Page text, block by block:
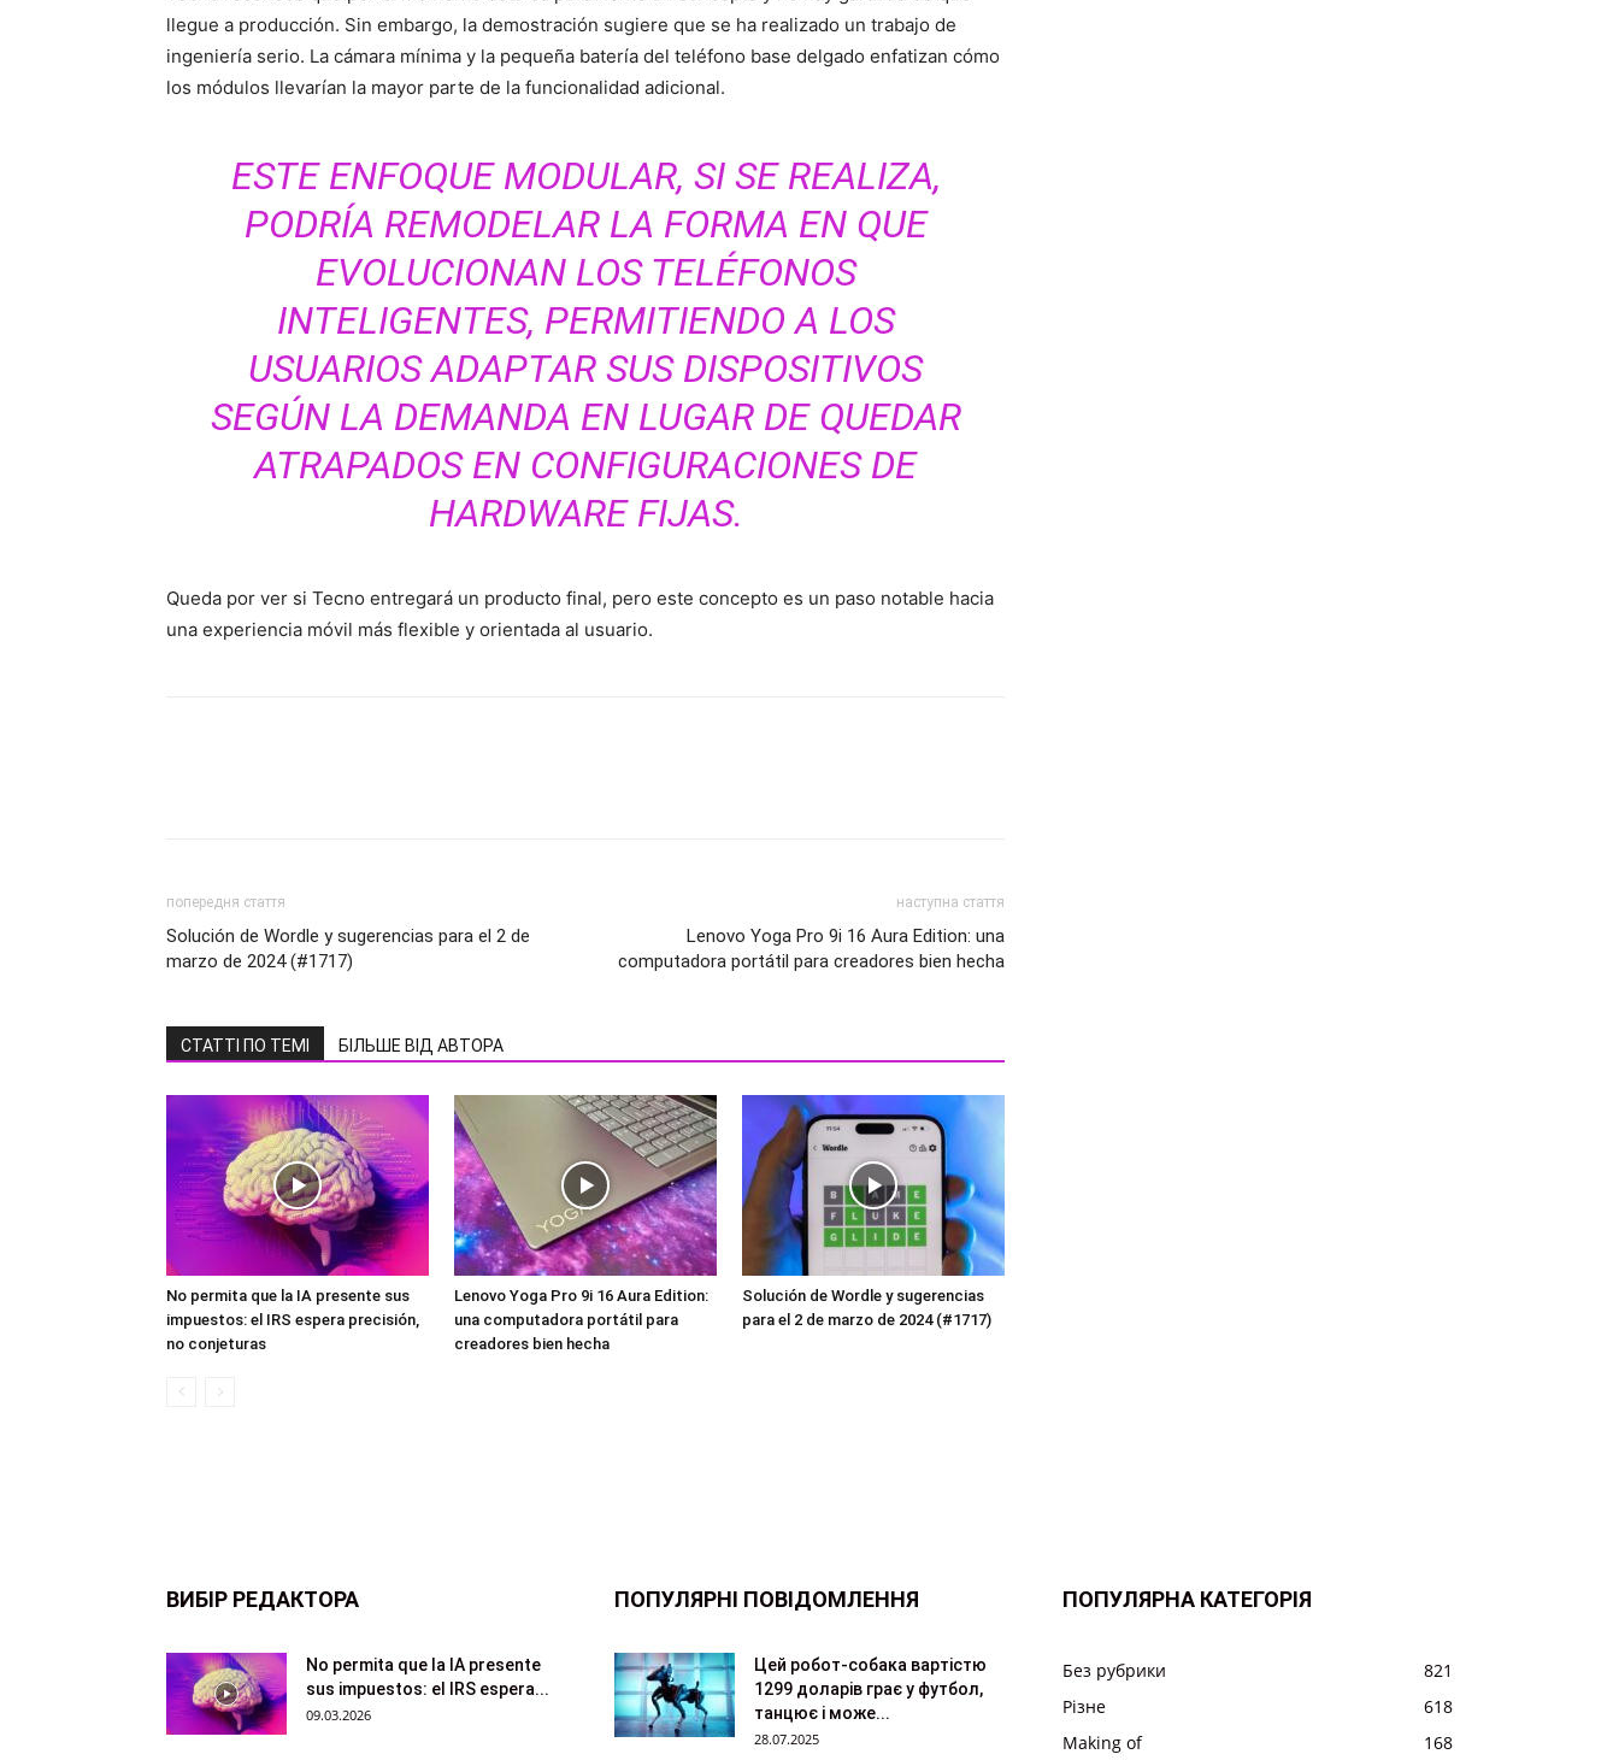
llegue a producción. Sin embargo, la demostración sugiere que se ha realizado un trabajo de
ingeniería serio. La cámara mínima y la pequeña batería del teléfono base delgado enfatizan cómo
los módulos llevarían la mayor parte de la funcionalidad adicional.
ESTE ENFOQUE MODULAR, SI SE REALIZA,
PODRÍA REMODELAR LA FORMA EN QUE
EVOLUCIONAN LOS TELÉFONOS
INTELIGENTES, PERMITIENDO A LOS
USUARIOS ADAPTAR SUS DISPOSITIVOS
SEGÚN LA DEMANDA EN LUGAR DE QUEDAR
ATRAPADOS EN CONFIGURACIONES DE
HARDWARE FIJAS.
Queda por ver si Tecno entregará un producto final, pero este concepto es un paso notable hacia
una experiencia móvil más flexible y orientada al usuario.
попередня стаття
Solución de Wordle y sugerencias para el 2 de
marzo de 2024 (#1717)
наступна стаття
Lenovo Yoga Pro 9i 16 Aura Edition: una
computadora portátil para creadores bien hecha
СТАТТІ ПО ТЕМІ БІЛЬШЕ ВІД АВТОРА
No permita que la IA presente sus
impuestos: el IRS espera precisión,
no conjeturas
Lenovo Yoga Pro 9i 16 Aura Edition:
una computadora portátil para
creadores bien hecha
Solución de Wordle y sugerencias
para el 2 de marzo de 2024 (#1717)
ВИБІР РЕДАКТОРА
No permita que la IA presente
sus impuestos: el IRS espera...
09.03.2026
ПОПУЛЯРНІ ПОВІДОМЛЕННЯ
Цей робот-собака вартістю
1299 доларів грає у футбол,
танцює і може...
28.07.2025
ПОПУЛЯРНА КАТЕГОРІЯ
Без рубрики
821
Різне
618
Making of
168